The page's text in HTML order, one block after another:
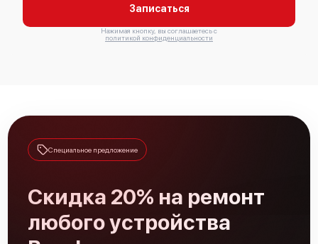
Записаться
Нажимая кнопку, вы соглашаетесь с
политикой конфиденциальности
Специальное предложение
Скидка 20% на ремонт
любого устройства